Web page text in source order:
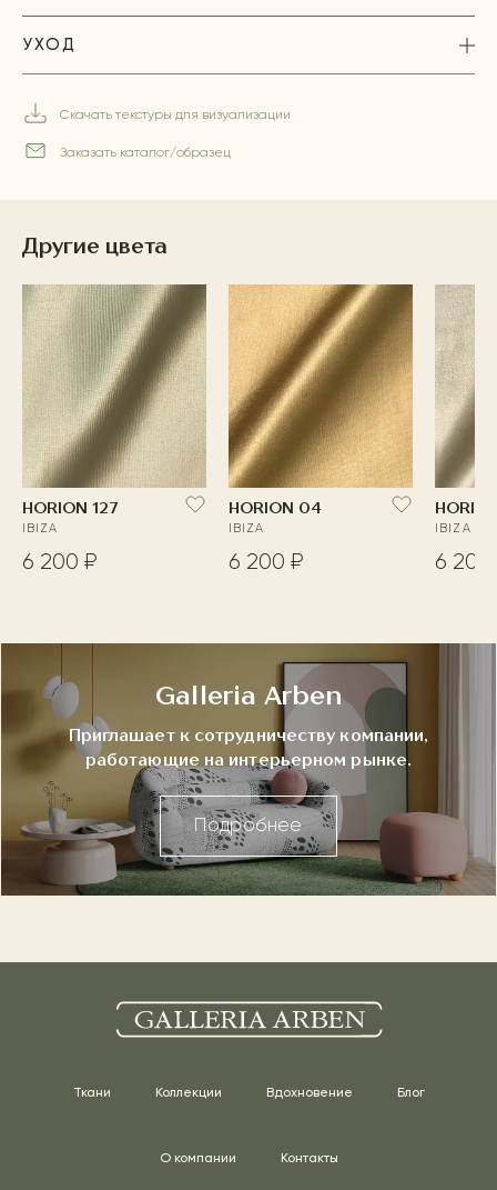
УХОД
Скачать текстуры для визуализации
Заказать каталог/образец
Другие цвета
HORION 127
IBIZA
6 200 ₽
HORION 04
IBIZA
6 200 ₽
IBIZA
6 200
Galleria Arben
Приглашает к сотрудничеству компании,
работающие на интерьерном рынке.
Подробнее
Ткани Коллекции Вдохновение Блог
О компании Контакты